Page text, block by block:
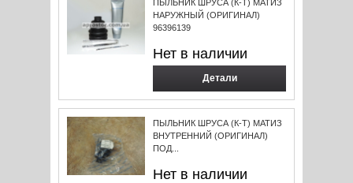
ПЫЛЬНИК ШРУСА (К-Т) МАТИЗ
НАРУЖНЫЙ (ОРИГИНАЛ)
96396139
Нет в наличии
Детали
ПЫЛЬНИК ШРУСА (К-Т) МАТИЗ
ВНУТРЕННИЙ (ОРИГИНАЛ)
ПОД...
Нет в наличии